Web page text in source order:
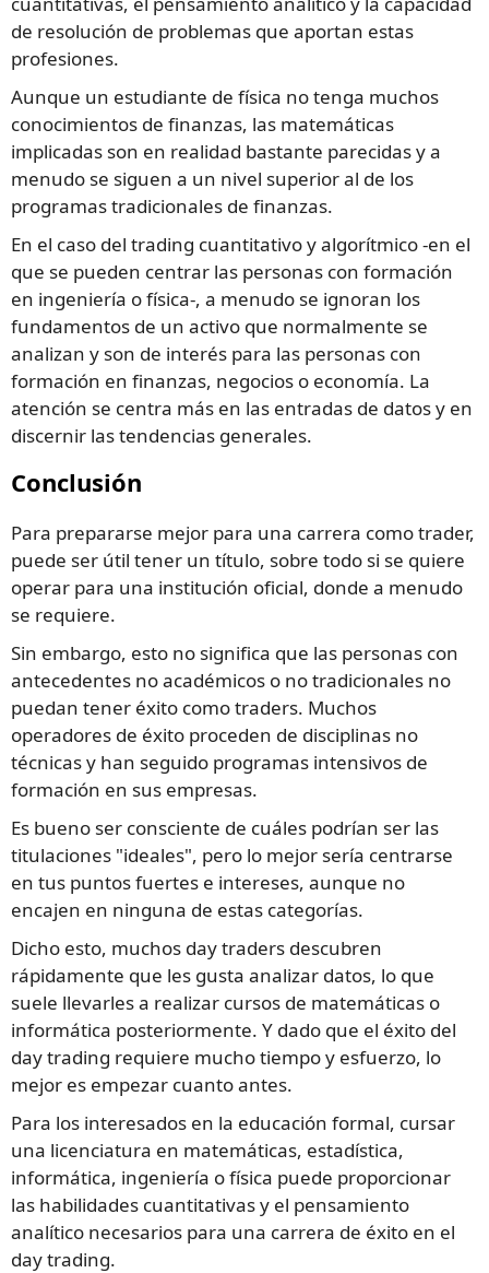
de resolución de problemas que aportan estas
profesiones.
Aunque un estudiante de física no tenga muchos
conocimientos de finanzas, las matemáticas
implicadas son en realidad bastante parecidas y a
menudo se siguen a un nivel superior al de los
programas tradicionales de finanzas.
En el caso del trading cuantitativo y algorítmico -en el
que se pueden centrar las personas con formación
en ingeniería o física-, a menudo se ignoran los
fundamentos de un activo que normalmente se
analizan y son de interés para las personas con
formación en finanzas, negocios o economía. La
atención se centra más en las entradas de datos y en
discernir las tendencias generales.
Conclusión
Para prepararse mejor para una carrera como trader,
puede ser útil tener un título, sobre todo si se quiere
operar para una institución oficial, donde a menudo
se requiere.
Sin embargo, esto no significa que las personas con
antecedentes no académicos o no tradicionales no
puedan tener éxito como traders. Muchos
operadores de éxito proceden de disciplinas no
técnicas y han seguido programas intensivos de
formación en sus empresas.
Es bueno ser consciente de cuáles podrían ser las
titulaciones "ideales", pero lo mejor sería centrarse
en tus puntos fuertes e intereses, aunque no
encajen en ninguna de estas categorías.
Dicho esto, muchos day traders descubren
rápidamente que les gusta analizar datos, lo que
suele llevarles a realizar cursos de matemáticas o
informática posteriormente. Y dado que el éxito del
day trading requiere mucho tiempo y esfuerzo, lo
mejor es empezar cuanto antes.
Para los interesados en la educación formal, cursar
una licenciatura en matemáticas, estadística,
informática, ingeniería o física puede proporcionar
las habilidades cuantitativas y el pensamiento
analítico necesarios para una carrera de éxito en el
day trading.